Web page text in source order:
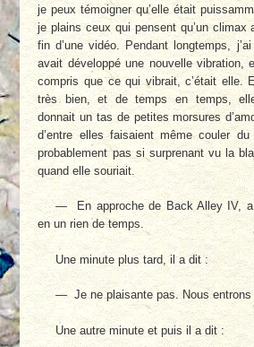
je peux témoigner qu’elle était
je plains ceux qui pensent qu’un
fin d’une vidéo. Pendant longtemps,
avait développé une nouvelle vibration,
compris que ce qui vibrait, c’était elle.
très bien, et de temps en temps,
donnait un tas de petites morsures
d’entre elles faisaient même couler
probablement pas si surprenant vu la
quand elle souriait.
— En approche de Back Alley IV, a
en un rien de temps.
Une minute plus tard, il a dit :
— Je ne plaisante pas. Nous entrons
Une autre minute et puis il a dit :